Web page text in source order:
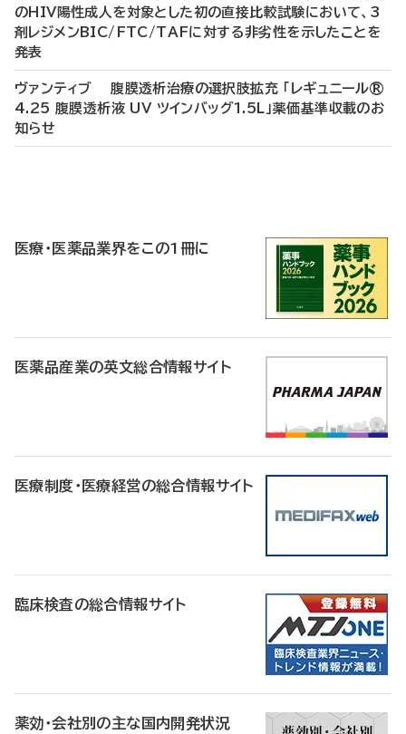
のHIV陽性成人を対象とした初の直接比較試験において、3
剤レジメンBIC/FTC/TAFに対する非劣性を示したことを
発表
ヴァンティブ 腹膜透析治療の選択肢拡充 「レギュニール®
4.25 腹膜透析液 UV ツインバッグ1.5L」薬価基準収載のお
知らせ
医療・医薬品業界をこの1冊に
医薬品産業の英文総合情報サイト
医療制度・医療経営の総合情報サイト
臨床検査の総合情報サイト
薬効・会社別の主な国内開発状況